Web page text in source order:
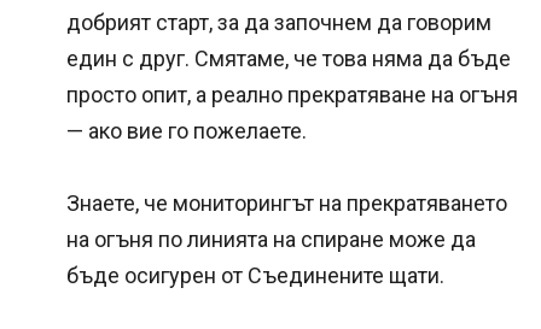
добрият старт, за да започнем да говорим
един с друг. Смятаме, че това няма да бъде
просто опит, а реално прекратяване на огъня
— ако вие го пожелаете.
Знаете, че мониторингът на прекратяването
на огъня по линията на спиране може да
бъде осигурен от Съединените щати.